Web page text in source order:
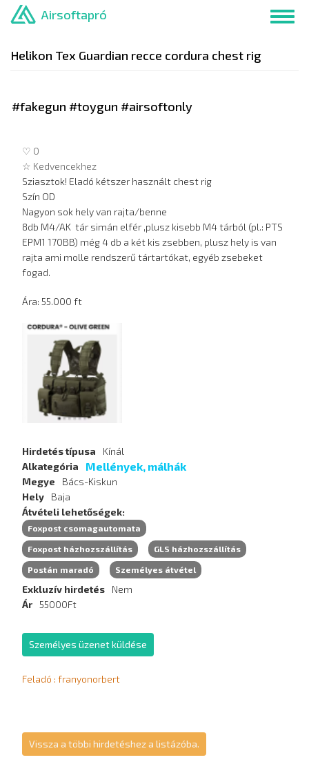
Ugrás
Airsoftapró
Helikon Tex Guardian recce cordura chest rig
#fakegun #toygun #airsoftonly
♡ 0
☆ Kedvencekhez
Sziasztok! Eladó kétszer használt chest rig
Szín OD
Nagyon sok hely van rajta/benne
8db M4/AK tár simán elfér ,plusz kisebb M4 tárból (pl.: PTS
EPM1 170BB) még 4 db a két kis zsebben, plusz hely is van
rajta ami molle rendszerű tártartókat, egyéb zsebeket
fogad.
Ára: 55.000 ft
Hirdetés
Hirdetés típusa
Kínál
Alkategória
Mellények, málhák
Megye
Bács-Kiskun
Hely
Baja
Átvételi lehetőségek
Foxpost csomagautomata
Foxpost házhozszállítás GLS házhozszállítás
Postán maradó Személyes átvétel
Exkluzív hirdetés
Nem
Ár
55000Ft
Személyes üzenet küldése
Feladó : franyonorbert
Vissza a többi hirdetéshez a listázóba.